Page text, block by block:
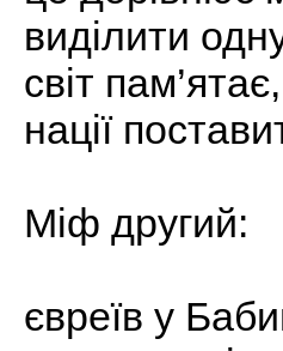
виділити
світ
нації
Міф другий:
євреїв у